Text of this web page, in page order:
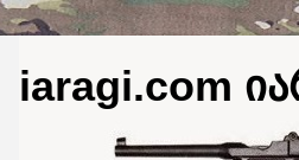
iaragi.com